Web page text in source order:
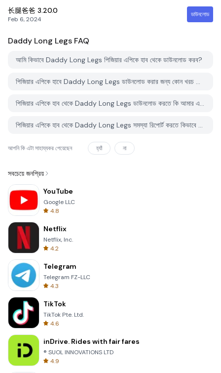
长腿爸爸 3.20.0
Feb 6, 2024
ডাউনলোড
Daddy Long Legs FAQ
আমি কিভাবে Daddy Long Legs পিজিয়ার এপিকে হাব থেকে ডাউনলোড করব?
পিজিয়ার এপিকে হাবে Daddy Long Legs ডাউনলোড করার জন্য কোন খরচ আছে?
পিজিয়ার এপিকে হাব থেকে Daddy Long Legs ডাউনলোড করতে কি আমার একটি অ্যাকাউন্ট দরকার?
পিজিয়ার এপিকে হাব থেকে Daddy Long Legs সমস্যা রিপোর্ট করতে কিভাবে পারি?
আপনি কি এটা সাহায্যকর পেয়েছেন হ্যাঁ না
সবচেয়ে জনপ্রিয়
YouTube
Google LLC
4.8
Netflix
Netflix, Inc.
4.2
Telegram
Telegram FZ-LLC
4.3
TikTok
TikTok Pte. Ltd.
4.6
inDrive. Rides with fair fares
® SUOL INNOVATIONS LTD
4.9